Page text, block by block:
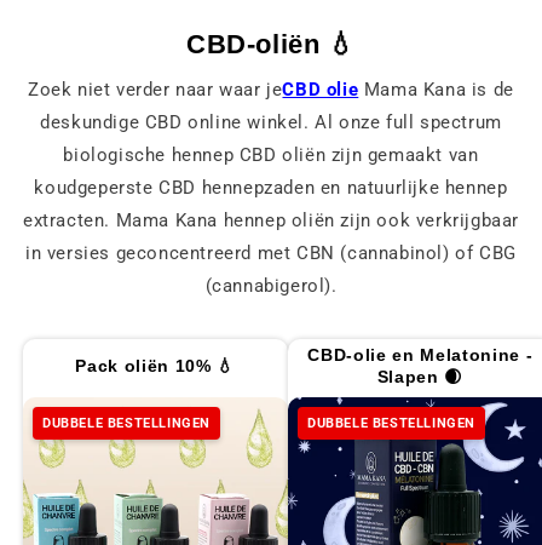
CBD-oliën 💧
Zoek niet verder naar waar jeCBD olie Mama Kana is de
deskundige CBD online winkel. Al onze full spectrum
biologische hennep CBD oliën zijn gemaakt van
koudgeperste CBD hennepzaden en natuurlijke hennep
extracten. Mama Kana hennep oliën zijn ook verkrijgbaar
in versies geconcentreerd met CBN (cannabinol) of CBG
(cannabigerol).
Pack oliën 10% 💧
DUBBELE BESTELLINGEN
CBD-olie en Melatonine -
Slapen 🌒
DUBBELE BESTELLINGEN